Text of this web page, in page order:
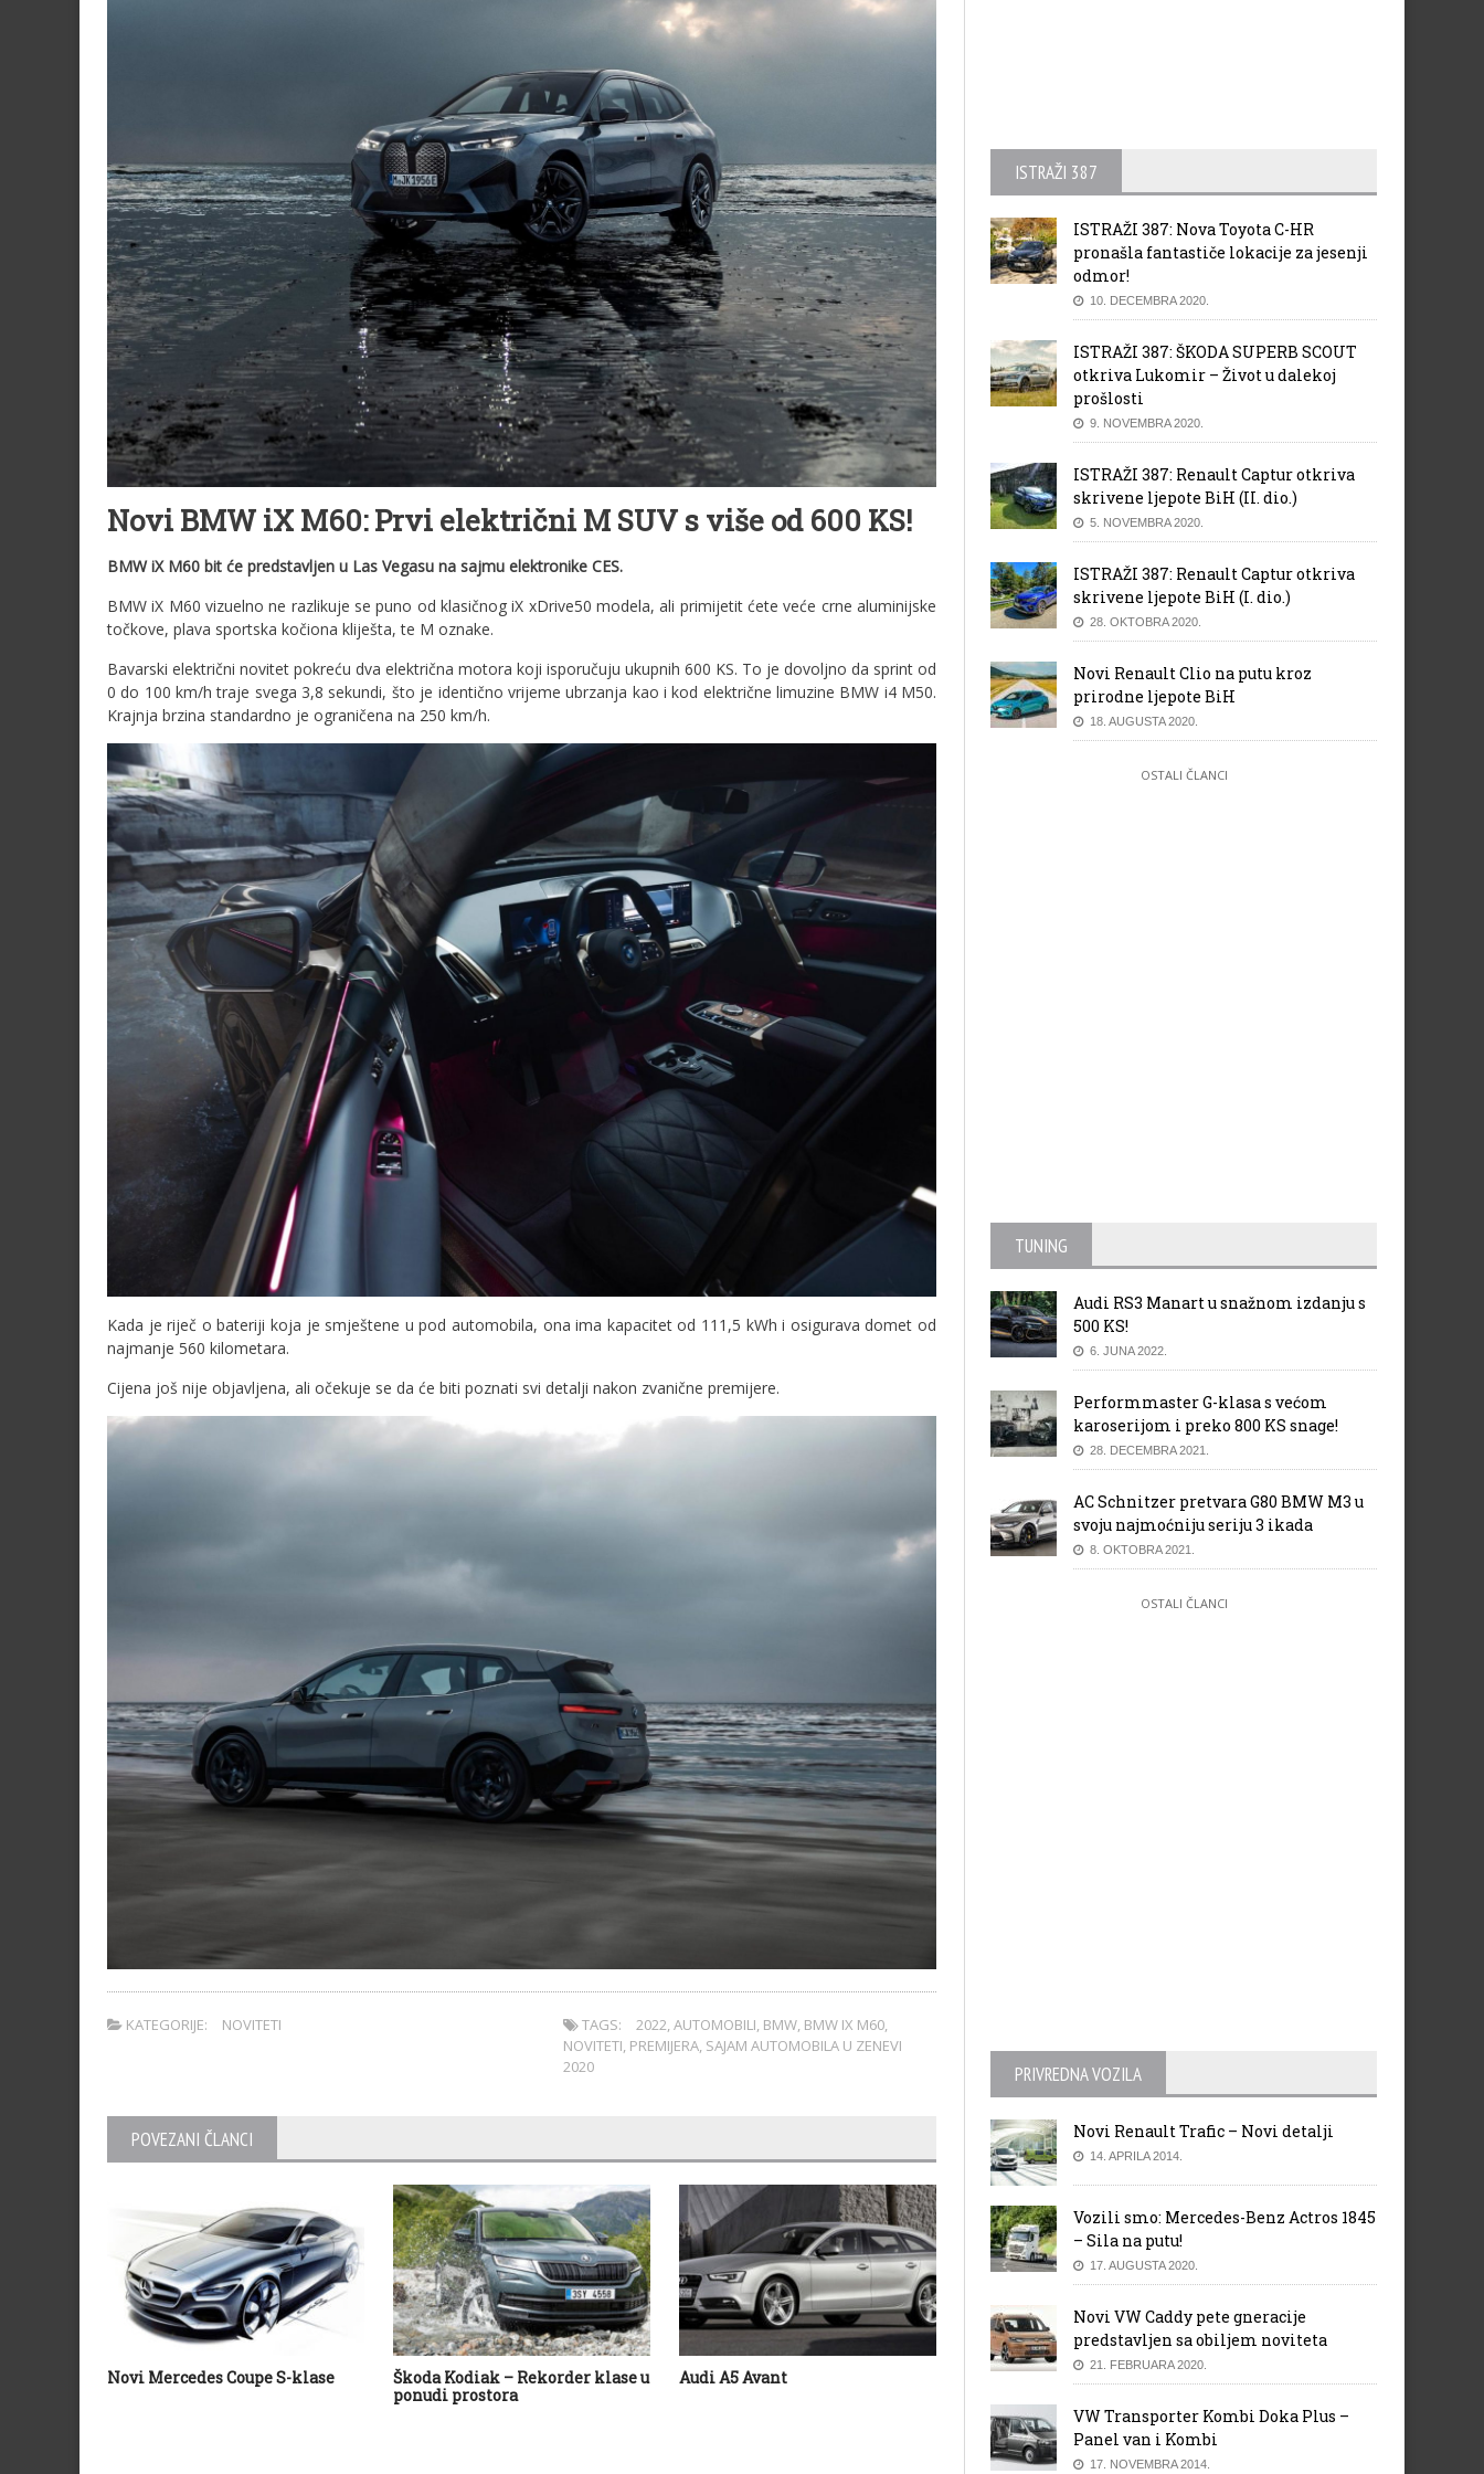
Novi BMW iX M60: Prvi električni M SUV s više od 600 KS!
BMW iX M60 bit će predstavljen u Las Vegasu na sajmu elektronike CES.
BMW iX M60 vizuelno ne razlikuje se puno od klasičnog iX xDrive50 modela, ali primijetit ćete veće crne aluminijske
točkove, plava sportska kočiona kliješta, te M oznake.
Bavarski električni novitet pokreću dva električna motora koji isporučuju ukupnih 600 KS. To je dovoljno da sprint od
0 do 100 km/h traje svega 3,8 sekundi, što je identično vrijeme ubrzanja kao i kod električne limuzine BMW i4 M50.
Krajnja brzina standardno je ograničena na 250 km/h.
Kada je riječ o bateriji koja je smještene u pod automobila, ona ima kapacitet od 111,5 kWh i osigurava domet od
najmanje 560 kilometara.
Cijena još nije objavljena, ali očekuje se da će biti poznati svi detalji nakon zvanične premijere.
KATEGORIJE: NOVITETI TAGS: 2022,AUTOMOBILI, BMW, BMW IX M60,
NOVITETI, PREMIJERA, SAJAM AUTOMOBILA U ZENEVI
2020
POVEZANI ČLANCI
Novi Mercedes Coupe S-klase
Škoda Kodiak – Rekorder klase u
ponudi prostora
Audi A5 Avant
Nova Škoda Octavia RS sa 245 KS
ISTRAŽI 387
ISTRAŽI 387: Nova Toyota C-HR
pronašla fantastiče lokacije za jesenji
odmor!
10. DECEMBRA 2020.
ISTRAŽI 387: ŠKODA SUPERB SCOUT
otkriva Lukomir – Život u dalekoj
prošlosti
9. NOVEMBRA 2020.
ISTRAŽI 387: Renault Captur otkriva
skrivene ljepote BiH (II. dio.)
5. NOVEMBRA 2020.
ISTRAŽI 387: Renault Captur otkriva
skrivene ljepote BiH (I. dio.)
28. OKTOBRA 2020.
Novi Renault Clio na putu kroz
prirodne ljepote BiH
18. AUGUSTA 2020.
OSTALI ČLANCI
TUNING
Audi RS3 Manart u snažnom izdanju s
500 KS!
6. JUNA 2022.
Performmaster G-klasa s većom
karoserijom i preko 800 KS snage!
28. DECEMBRA 2021.
AC Schnitzer pretvara G80 BMW M3 u
svoju najmoćniju seriju 3 ikada
8. OKTOBRA 2021.
OSTALI ČLANCI
PRIVREDNA VOZILA
Novi Renault Trafic – Novi detalji
14. APRILA 2014.
Vozili smo: Mercedes-Benz Actros 1845
– Sila na putu!
17. AUGUSTA 2020.
Novi VW Caddy pete gneracije
predstavljen sa obiljem noviteta
21. FEBRUARA 2020.
VW Transporter Kombi Doka Plus –
Panel van i Kombi
17. NOVEMBRA 2014.